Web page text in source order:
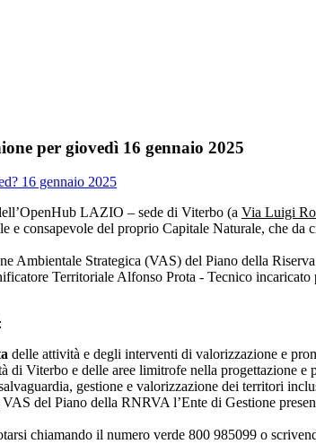
per giovedì 16 gennaio 2025
LAZIO – sede di Viterbo (a Via Luigi
e consapevole del proprio Capitale Naturale, che
Ambientale Strategica (VAS) del Piano della
Territoriale Alfonso Prota - Tecnico
delle attività e degli interventi di valorizzazione e
Viterbo e delle aree limitrofe nella progettazione
gestione e valorizzazione dei territori
del Piano della RNRVA l’Ente di Gestione
chiamando il numero verde 800 985099 o